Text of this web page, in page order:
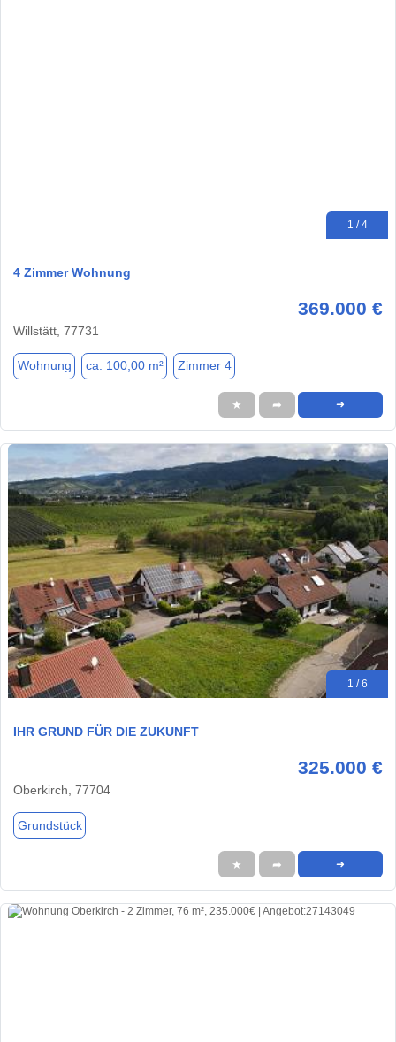
1 / 4
4 Zimmer Wohnung
369.000 €
Willstätt, 77731
Wohnung ca. 100,00 m² Zimmer 4
★ ➦ ➜
1 / 6
IHR GRUND FÜR DIE ZUKUNFT
325.000 €
Oberkirch, 77704
Grundstück
★ ➦ ➜